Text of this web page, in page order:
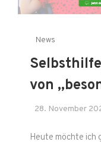
News
von
28. November
Heute möchte ich